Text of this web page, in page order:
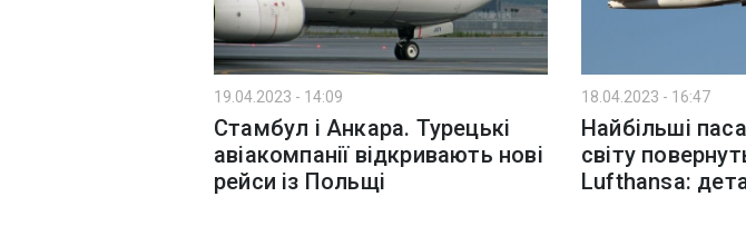
19.04.2023 - 14:09
Стамбул і Анкара. Турецькі
авіакомпанії відкривають нові
рейси із Польщі
18.04.2023 - 16:47
Найбільші
світу
Lufthansa: